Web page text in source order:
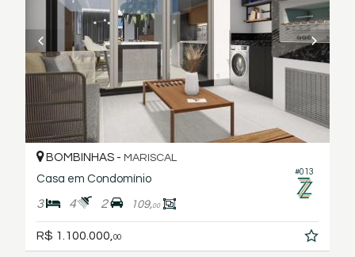
#013
BOMBINHAS - MARISCAL
Casa em Condomínio
3 4 2 109,00
R$ 1.100.000,00